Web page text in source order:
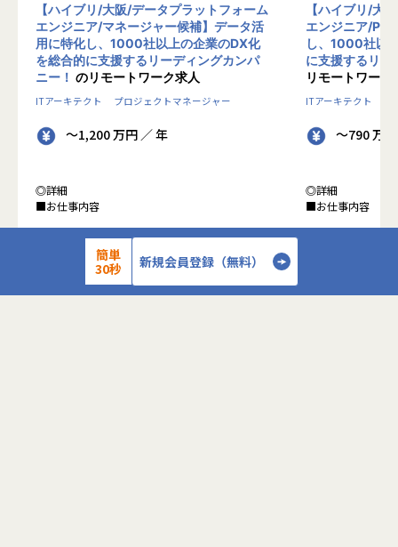
【ハイブリ/大阪/データプラットフォーム
エンジニア/マネージャー候補】データ活
用に特化し、1000社以上の企業のDX化
を総合的に支援するリーディングカンパ
ニー！ のリモートワーク求人
ITアーキテクト プロジェクトマネージャー
～1,200 万円 ／ 年
◎詳細
■お仕事内容
●クライアントの業務システムなどの膨大な量の
データを蓄積・加工・分析し、経営層の意思決定
に活用する BI(Business Intelligence)と呼ばれる
システムの導入から実行支援までを行っていま
【ハイブリ/大
エンジニア/PM
し、1000社以
に支援するリー
リモートワーク
ITアーキテクト
～790 万
◎詳細
■お仕事内容
簡単
30秒
新規会員登録（無料）